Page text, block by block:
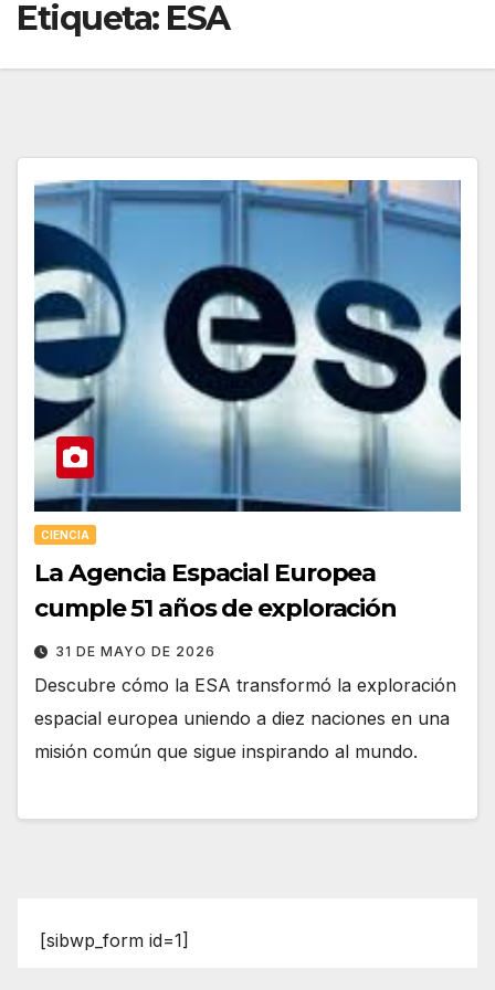
Etiqueta: ESA
CIENCIA
La Agencia Espacial Europea
cumple 51 años de exploración
31 DE MAYO DE 2026
Descubre cómo la ESA transformó la exploración
espacial europea uniendo a diez naciones en una
misión común que sigue inspirando al mundo.
[sibwp_form id=1]